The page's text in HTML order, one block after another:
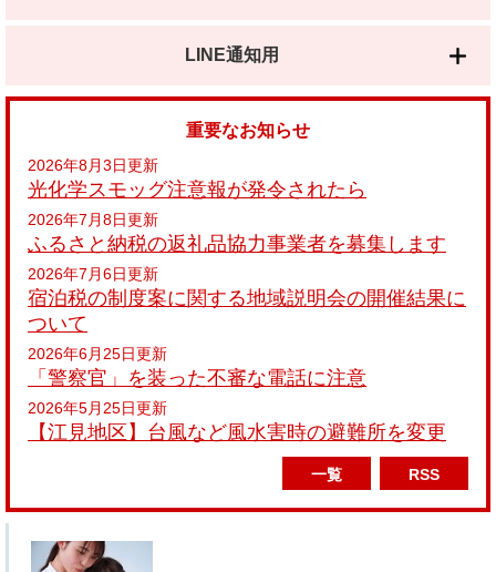
LINE通知用
重要なお知らせ
2026年8月3日更新
光化学スモッグ注意報が発令されたら
2026年7月8日更新
ふるさと納税の返礼品協力事業者を募集します
2026年7月6日更新
宿泊税の制度案に関する地域説明会の開催結果に
ついて
2026年6月25日更新
「警察官」を装った不審な電話に注意
2026年5月25日更新
【江見地区】台風など風水害時の避難所を変更
一覧 RSS